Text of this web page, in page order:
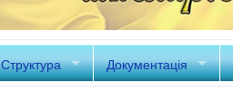
Структура Документація